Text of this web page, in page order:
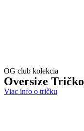
OG club kolekcia
Oversize Tričko
Viac info o tričku